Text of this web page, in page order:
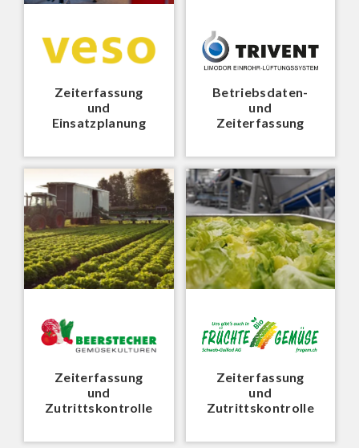
Zeiterfassung
und
Einsatzplanung
Betriebsdaten-
und
Zeiterfassung
Zeiterfassung
und
Zutrittskontrolle
Zeiterfassung
und
Zutrittskontrolle